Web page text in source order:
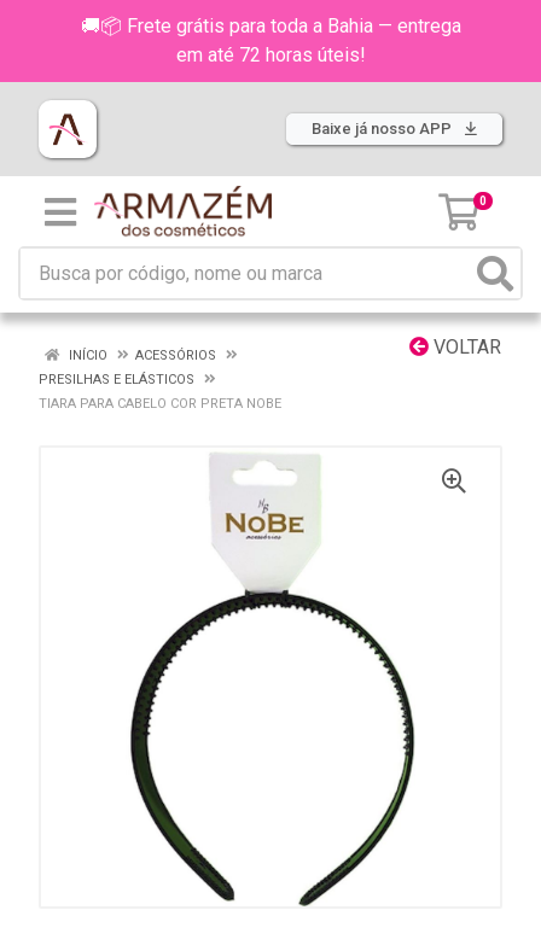
🚚📦 Frete grátis para toda a Bahia — entrega
em até 72 horas úteis!
Baixe já nosso APP
0
VOLTAR
INÍCIO
ACESSÓRIOS
PRESILHAS E ELÁSTICOS
TIARA PARA CABELO COR PRETA NOBE